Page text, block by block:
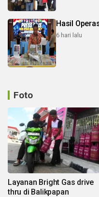
Hasil
6 hari lalu
Foto
Layanan Bright Gas drive
thru di Balikpapan